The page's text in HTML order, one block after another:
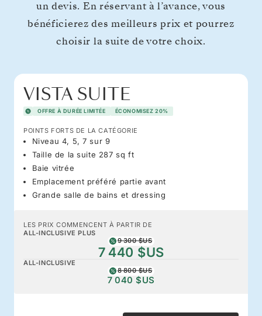
un devis. En réservant à l’avance, vous
bénéficierez des meilleurs prix et pourrez
choisir la suite de votre choix.
VISTA SUITE
OFFRE À DURÉE LIMITÉE ÉCONOMISEZ 20%
POINTS FORTS DE LA CATÉGORIE
Niveau 4, 5, 7 sur 9
Taille de la suite 287 sq ft
Baie vitrée
Emplacement préféré partie avant
Grande salle de bains et dressing
LES PRIX COMMENCENT À PARTIR DE
ALL-INCLUSIVE PLUS
9 300 $US
7 440 $US
ALL-INCLUSIVE
8 800 $US
7 040 $US